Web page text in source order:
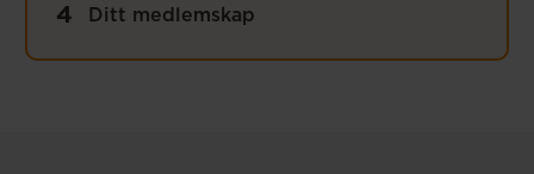
Flik
4 Ditt medlemskap